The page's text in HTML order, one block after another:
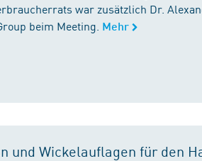
war zusätzlich Dr.
beim Meeting. Mehr
und Wickelauflagen für den